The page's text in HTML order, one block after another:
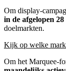
Om display-
in de afgelopen 28
doelmarkten.
Kijk op welke
Om het Marquee-